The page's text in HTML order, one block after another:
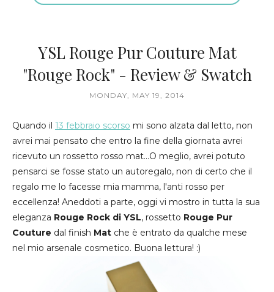
YSL Rouge Pur Couture Mat
"Rouge Rock" - Review & Swatch
MONDAY, MAY 19, 2014
Quando il 13 febbraio scorso mi sono alzata dal letto, non
avrei mai pensato che entro la fine della giornata avrei
ricevuto un rossetto rosso mat...O meglio, avrei potuto
pensarci se fosse stato un autoregalo, non di certo che il
regalo me lo facesse mia mamma, l'anti rosso per
eccellenza! Aneddoti a parte, oggi vi mostro in tutta la sua
eleganza Rouge Rock di YSL, rossetto Rouge Pur
Couture dal finish Mat che è entrato da qualche mese
nel mio arsenale cosmetico. Buona lettura! :)